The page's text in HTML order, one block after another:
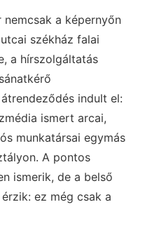
a képernyőn
székház falai
a hírszolgáltatás
indult el:
ismert arcai,
munkatársai egymás
A pontos
ismerik, de a belső
ez még csak a